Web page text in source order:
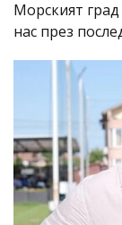
Морският
нас през